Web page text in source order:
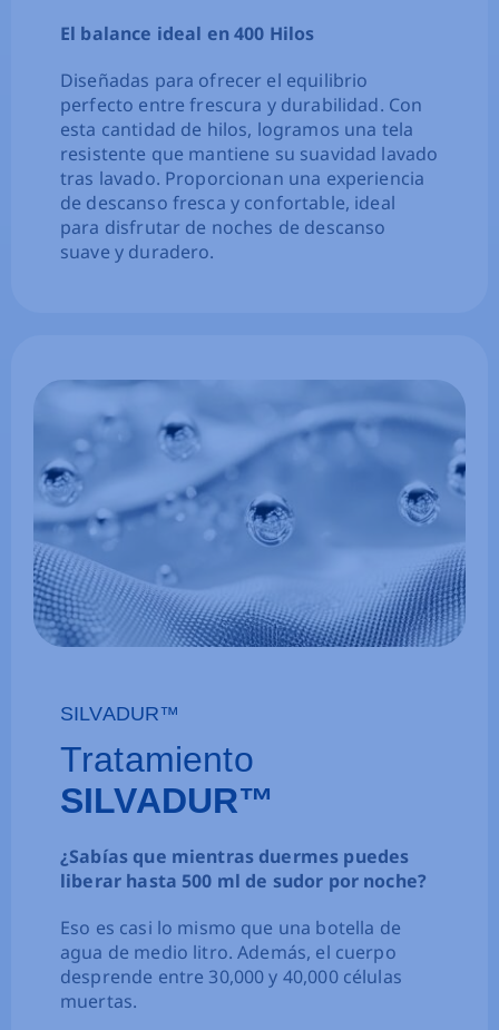
El balance ideal en 400 Hilos
Diseñadas para ofrecer el equilibrio
perfecto entre frescura y durabilidad. Con
esta cantidad de hilos, logramos una tela
resistente que mantiene su suavidad lavado
tras lavado. Proporcionan una experiencia
de descanso fresca y confortable, ideal
para disfrutar de noches de descanso
suave y duradero.
SILVADUR™
Tratamiento
SILVADUR™
¿Sabías que mientras duermes puedes
liberar hasta 500 ml de sudor por noche?
Eso es casi lo mismo que una botella de
agua de medio litro. Además, el cuerpo
desprende entre 30,000 y 40,000 células
muertas.